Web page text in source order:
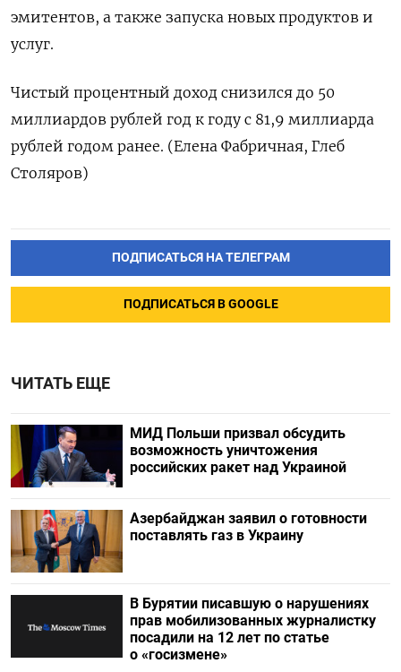
эмитентов, а также запуска новых продуктов и
услуг.
Чистый процентный доход снизился ​до ⁠50
миллиардов рублей год к ‌году с ‌81,9 миллиарда
рублей годом ​ранее. (Елена Фабричная, ‌Глеб
Столяров)
ПОДПИСАТЬСЯ НА ТЕЛЕГРАМ
ПОДПИСАТЬСЯ В GOOGLE
ЧИТАТЬ ЕЩЕ
МИД Польши призвал обсудить
возможность уничтожения
российских ракет над Украиной
Азербайджан заявил о готовности
поставлять газ в Украину
В Бурятии писавшую о нарушениях
прав мобилизованных журналистку
посадили на 12 лет по статье
о «госизмене»